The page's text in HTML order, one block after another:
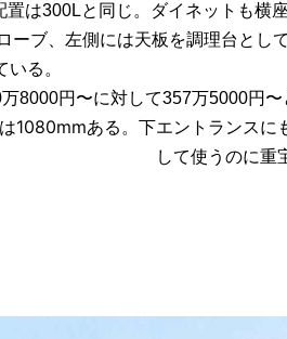
は300Lと同じ。ダイネットも横
ブ、左側には天板を調理台とし
る。
8000円〜に対して357万5000円〜
1080mmある。下エントランスに
して使うのに